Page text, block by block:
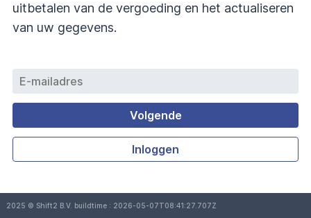
uitbetalen van de vergoeding en het actualiseren
van uw gegevens.
Volgende
Inloggen
2025 © Shift2 B.V. buildtime : 2026-05-07T08:41:27.707Z